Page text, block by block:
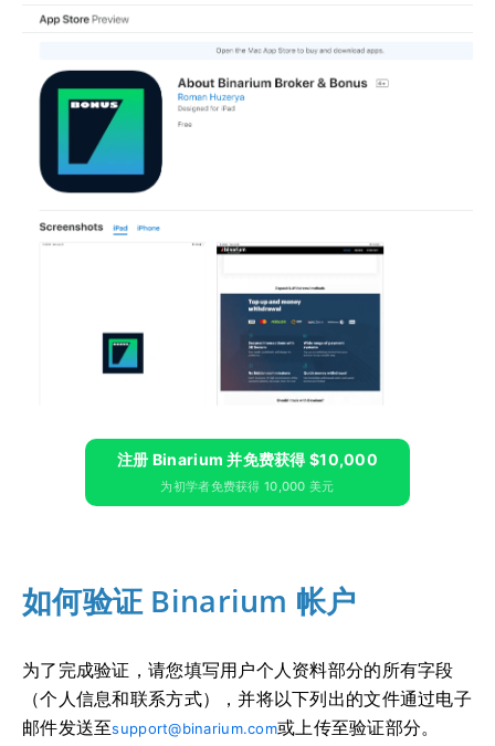
注册 Binarium 并免费获得 $10,000
为初学者免费获得 10,000 美元
如何验证 Binarium 帐户
为了完成验证，请您填写用户个人资料部分的所有字段
（个人信息和联系方式），并将以下列出的文件通过电子
邮件发送至support@binarium.com或上传至验证部分。